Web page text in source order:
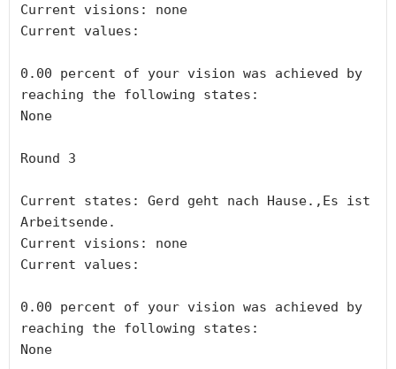
Current visions: none
Current values:
0.00 percent of your vision was achieved by
reaching the following states:
None
Round 3
Current states: Gerd geht nach Hause.,Es ist
Arbeitsende.
Current visions: none
Current values:
0.00 percent of your vision was achieved by
reaching the following states:
None